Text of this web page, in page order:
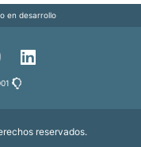
en desarrollo
reservados.